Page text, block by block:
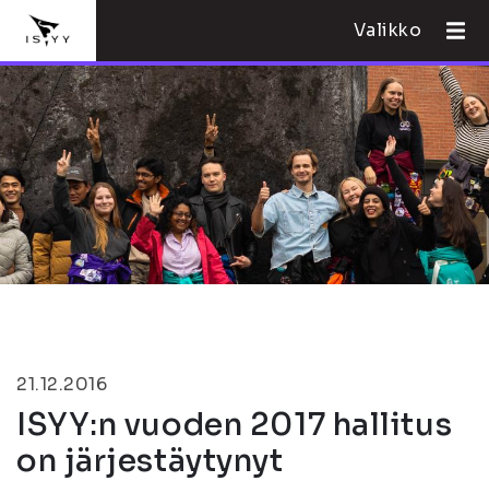
Valikko
21.12.2016
ISYY:n vuoden 2017 hallitus
on järjestäytynyt